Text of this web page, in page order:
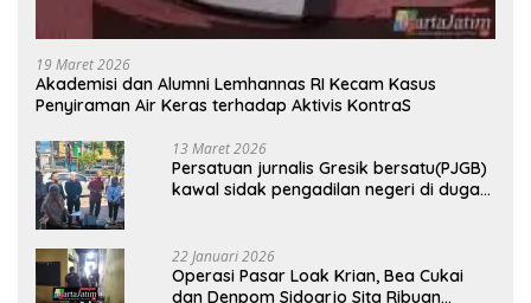
19 Maret 2026
Akademisi dan Alumni Lemhannas RI Kecam Kasus
Penyiraman Air Keras terhadap Aktivis KontraS
13 Maret 2026
Persatuan jurnalis Gresik bersatu(PJGB)
kawal sidak pengadilan negeri di duga
22 Januari 2026
Operasi Pasar Loak Krian, Bea Cukai
dan Denpom Sidoarjo Sita Ribuan